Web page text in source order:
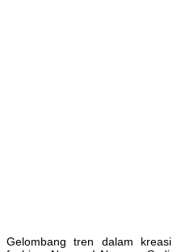
Gelombang tren dalam